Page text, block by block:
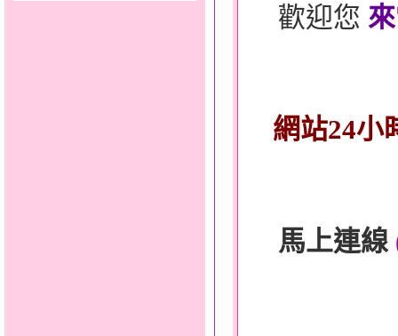
歡迎您
網站24小
馬上連線